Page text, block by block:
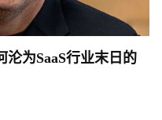
为SaaS行业末日的